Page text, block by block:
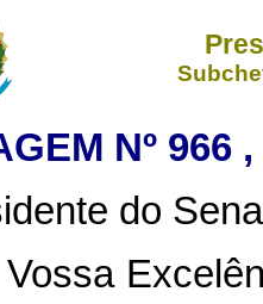
Nº 966
do